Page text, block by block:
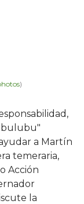
)
a Martín
temeraria,
Acción
la